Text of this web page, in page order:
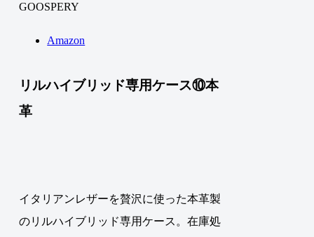
GOOSPERY
Amazon
リルハイブリッド専用ケース⑩本
革
イタリアンレザーを贅沢に使った本革製
のリルハイブリッド専用ケース。在庫処